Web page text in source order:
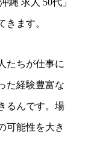
きます。
たちが仕事に
た経験豊富な
るんです。場
可能性を大き